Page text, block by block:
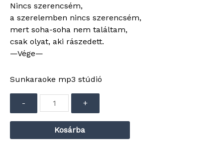
Nincs szerencsém,
a szerelemben nincs szerencsém,
mert soha-soha nem találtam,
csak olyat, aki rászedett.
—Vége—
Sunkaraoke mp3 stúdió
lejátszó
- +
Kosárba